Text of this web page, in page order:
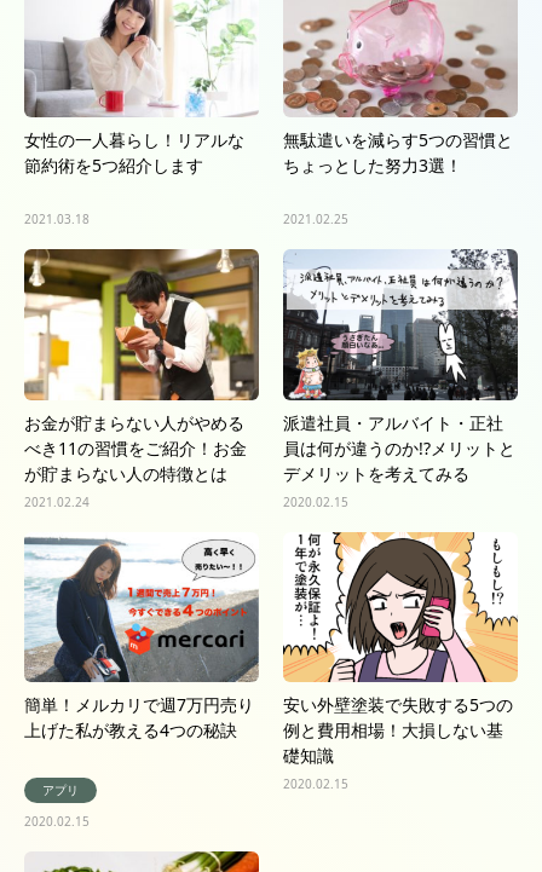
女性の一人暮らし！リアルな
節約術を5つ紹介します
2021.03.18
無駄遣いを減らす5つの習慣と
ちょっとした努力3選！
2021.02.25
お金が貯まらない人がやめる
べき11の習慣をご紹介！お金
が貯まらない人の特徴とは
2021.02.24
派遣社員・アルバイト・正社
員は何が違うのか!?メリットと
デメリットを考えてみる
2020.02.15
簡単！メルカリで週7万円売り
上げた私が教える4つの秘訣
アプリ
2020.02.15
安い外壁塗装で失敗する5つの
例と費用相場！大損しない基
礎知識
2020.02.15